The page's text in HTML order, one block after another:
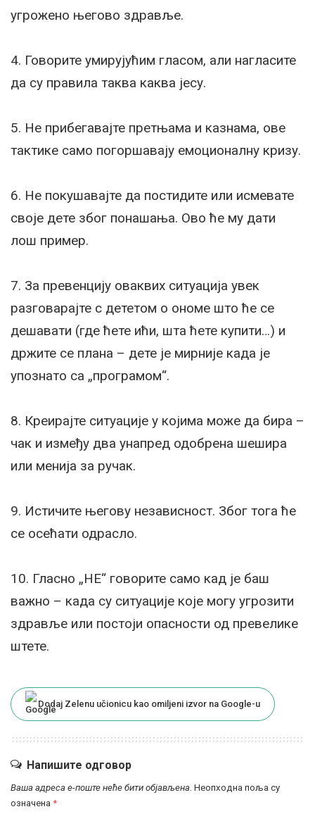
угрожено његово здравље.
4. Говорите умирујућим гласом, али нагласите
да су правила таква каква јесу.
5. Не прибегавајте претњама и казнама, ове
тактике само погоршавају емоционалну кризу.
6. Не покушавајте да постидите или исмевате
своје дете због понашања. Ово ће му дати
лош пример.
7. За превенцију оваквих ситуација увек
разговарајте с дететом о ономе што ће се
дешавати (где ћете ићи, шта ћете купити…) и
држите се плана – дете је мирније када је
упознато са „програмом“.
8. Креирајте ситуације у којима може да бира –
чак и између два унапред одобрена шешира
или менија за ручак.
9. Истичите његову независност. Због тога ће
се осећати одрасло.
10. Гласно „НЕ“ говорите само кад је баш
важно – када су ситуације које могу угрозити
здравље или постоји опасности од превелике
штете.
Dodaj Zelenu učionicu kao omiljeni izvor na Google-u
Напишите одговор
Ваша адреса е-поште неће бити објављена. Неопходна поља су
означена *